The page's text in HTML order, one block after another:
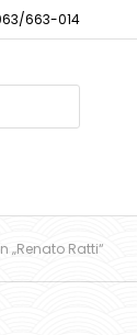
663-014
„Renato Ratti“